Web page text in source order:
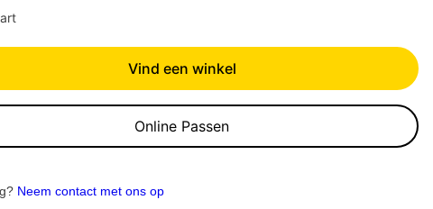
Vind een winkel
Online Passen
Neem contact met ons op